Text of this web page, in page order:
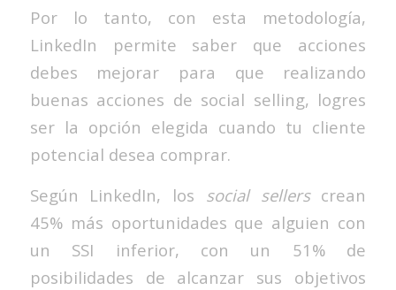
Por lo tanto, con esta metodología,
LinkedIn permite saber que acciones
debes mejorar para que realizando
buenas acciones de social selling, logres
ser la opción elegida cuando tu cliente
potencial desea comprar.
Según LinkedIn, los social sellerscrean
45% más oportunidades que alguien con
un SSI inferior, con un 51% de
posibilidades de alcanzar sus objetivos